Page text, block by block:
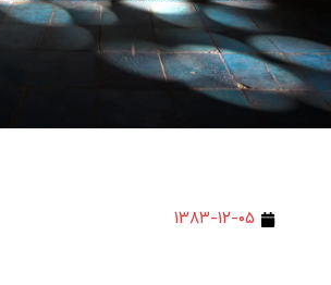
۱۳۸۳-۱۲-۰۵